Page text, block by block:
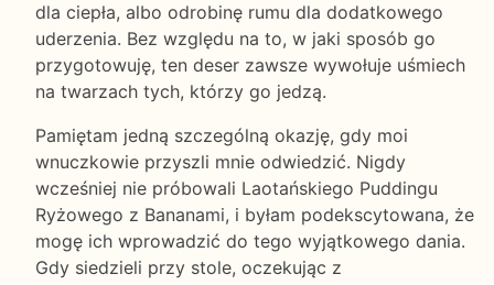
dla ciepła, albo odrobinę rumu dla dodatkowego
uderzenia. Bez względu na to, w jaki sposób go
przygotowuję, ten deser zawsze wywołuje uśmiech
na twarzach tych, którzy go jedzą.
Pamiętam jedną szczególną okazję, gdy moi
wnuczkowie przyszli mnie odwiedzić. Nigdy
wcześniej nie próbowali Laotańskiego Puddingu
Ryżowego z Bananami, i byłam podekscytowana, że
mogę ich wprowadzić do tego wyjątkowego dania.
Gdy siedzieli przy stole, oczekując z